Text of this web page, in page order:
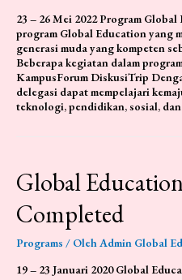
23 – 26 Mei 2022 Program
program Global Education yang
generasi muda yang kompeten
Beberapa kegiatan dalam
KampusForum DiskusiTrip
delegasi dapat mempelajari
teknologi, pendidikan, sosial,
Global
Completed
Programs / OlehAdmin Global
19 – 23 Januari 2020 Global